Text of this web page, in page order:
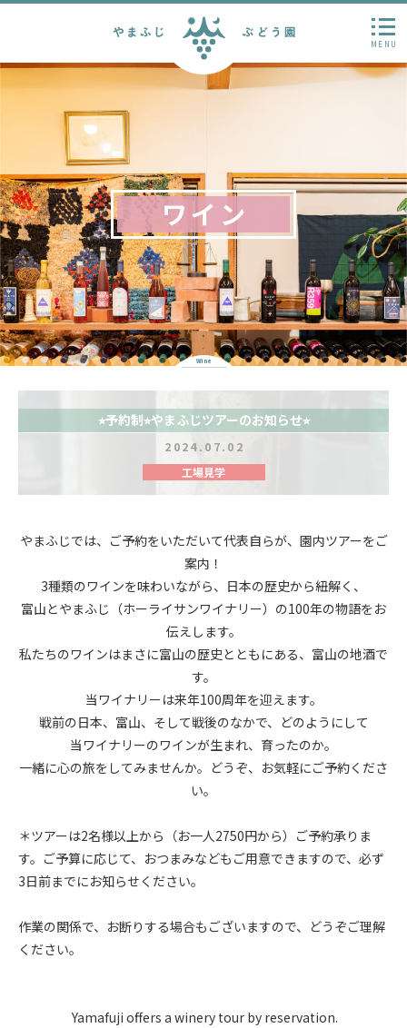
MENU
ワイン
Wine
⭐︎予約制⭐︎やまふじツアーのお知らせ⭐︎
2024.07.02
工場見学
やまふじでは、ご予約をいただいて代表自らが、園内ツアーをご
案内！
3種類のワインを味わいながら、日本の歴史から紐解く、
富山とやまふじ（ホーライサンワイナリー）の100年の物語をお
伝えします。
私たちのワインはまさに富山の歴史とともにある、富山の地酒で
す。
当ワイナリーは来年100周年を迎えます。
戦前の日本、富山、そして戦後のなかで、どのようにして
当ワイナリーのワインが生まれ、 育ったのか。
一緒に心の旅をしてみませんか。 どうぞ、お気軽にご予約くださ
い。
＊ツアーは2名様以上から（お一人2750円から）ご予約承りま
す。ご予算に応じて、おつまみなどもご用意できますので、必ず
3日前までにお知らせください。
作業の関係で、お断りする場合もございますので、どうぞご理解
ください。
Yamafuji offers a winery tour by reservation.